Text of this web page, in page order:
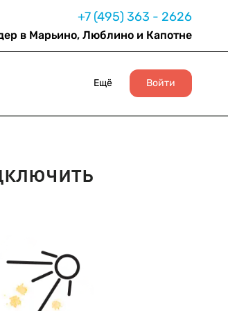
+7 (495) 363 - 2626
в Марьино, Люблино и Капотне
Ещё Войти